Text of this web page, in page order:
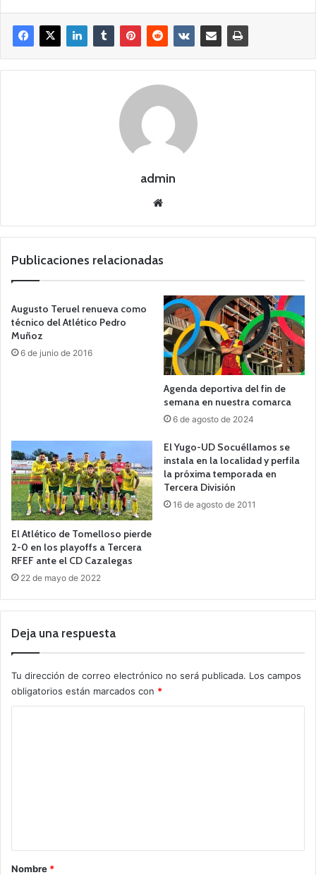
admin
we
Publicaciones relacionadas
Augusto Teruel renueva como
técnico del Atlético Pedro
Muñoz
6 de junio de 2016
Agenda deportiva del fin de
semana en nuestra comarca
6 de agosto de 2024
El Atlético de Tomelloso pierde
2-0 en los playoffs a Tercera
RFEF ante el CD Cazalegas
22 de mayo de 2022
El Yugo-UD Socuéllamos se
instala en la localidad y perfila
la próxima temporada en
Tercera División
16 de agosto de 2011
Deja una respuesta
Tu dirección de correo electrónico no será publicada. Los campos
obligatorios están marcados con *
rNombre *